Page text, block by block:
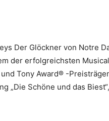
Der Glöckner von Notre
der erfolgreichsten
Tony Award® -
„Die Schöne und das